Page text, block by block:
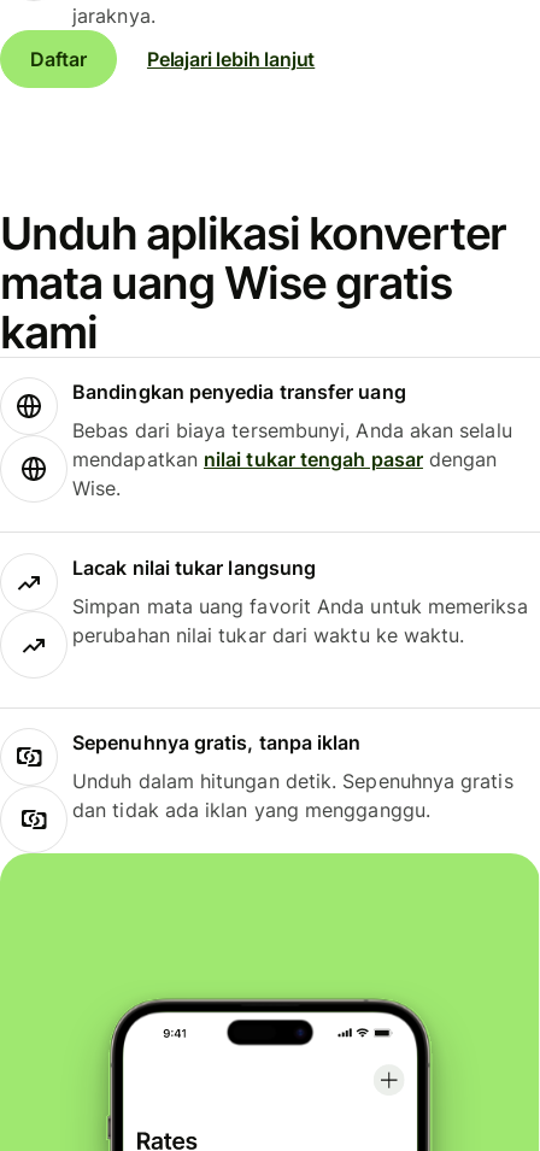
jaraknya.
Daftar
Pelajari lebih lanjut
Unduh aplikasi konverter
mata uang Wise gratis
kami
Bandingkan penyedia transfer uang
Bebas dari biaya tersembunyi, Anda akan selalu
mendapatkan nilai tukar tengah pasardengan
Wise.
Lacak nilai tukar langsung
Simpan mata uang favorit Anda untuk memeriksa
perubahan nilai tukar dari waktu ke waktu.
Sepenuhnya gratis, tanpa iklan
Unduh dalam hitungan detik. Sepenuhnya gratis
dan tidak ada iklan yang mengganggu.